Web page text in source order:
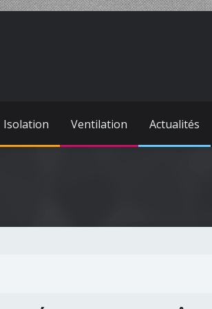
Isolation Ventilation Actualités